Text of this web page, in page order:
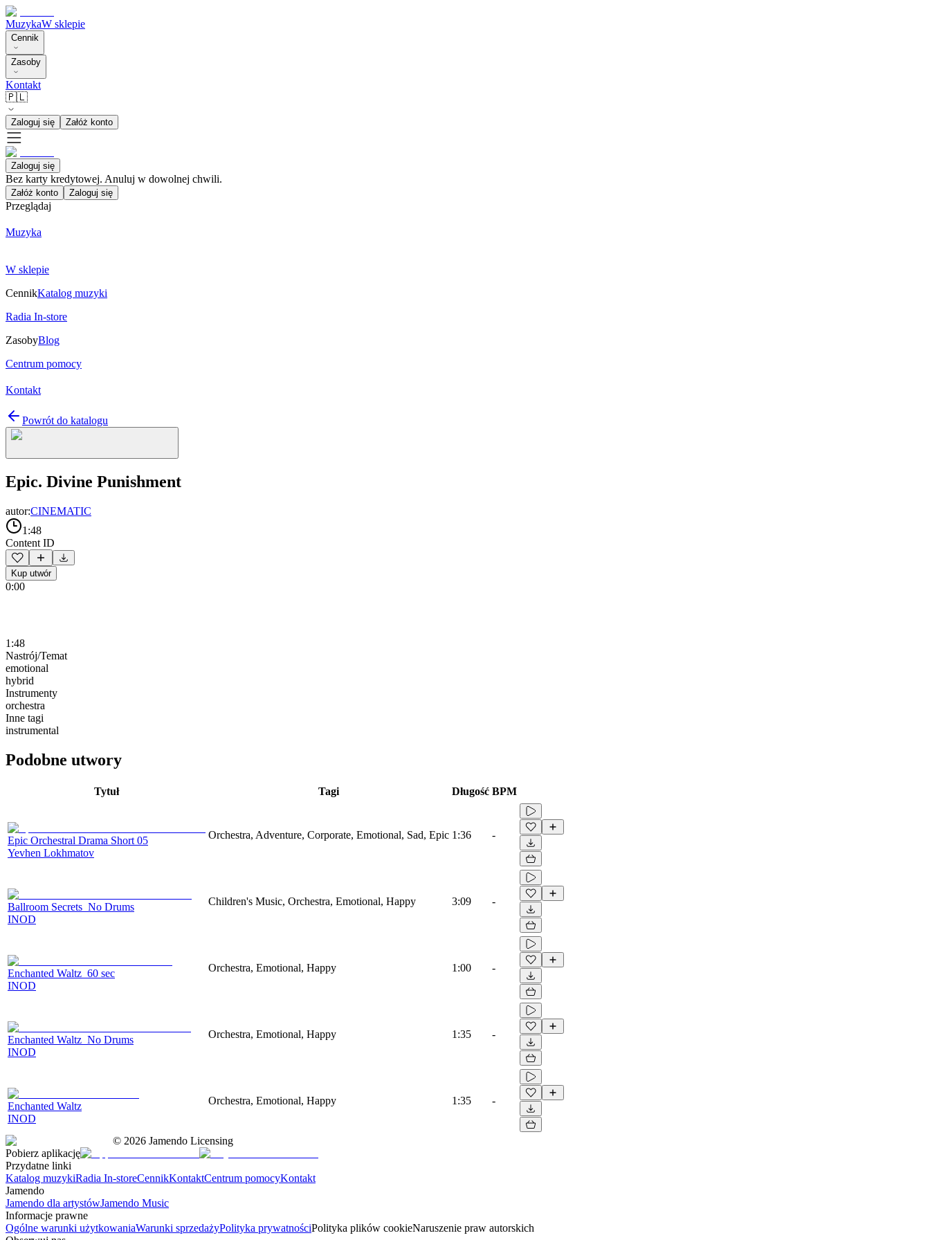
MuzykaW sklepie
Cennik
Zasoby
Kontakt
🇵🇱
Zaloguj się Załóż konto
Zaloguj się
Bez karty kredytowej. Anuluj w dowolnej chwili.
Załóż konto Zaloguj się
Przeglądaj
Muzyka
W sklepie
CennikKatalog muzyki
Radia In-store
ZasobyBlog
Centrum pomocy
Kontakt
Powrót do katalogu
Epic. Divine Punishment
autor:CINEMATIC
1:48
Content ID
Kup utwór
0:00
1:48
Nastrój/Temat
emotional
hybrid
Instrumenty
orchestra
Inne tagi
instrumental
Podobne utwory
Tytuł Tagi Długość BPM
Epic Orchestral Drama Short 05
Yevhen Lokhmatov
Orchestra, Adventure, Corporate, Emotional, Sad, Epic 1:36 -
Ballroom Secrets_No Drums
INOD
Children's Music, Orchestra, Emotional, Happy 3:09 -
Enchanted Waltz_60 sec
INOD
Orchestra, Emotional, Happy 1:00 -
Enchanted Waltz_No Drums
INOD
Orchestra, Emotional, Happy 1:35 -
Enchanted Waltz
INOD
Orchestra, Emotional, Happy 1:35 -
© 2026 Jamendo Licensing
Pobierz aplikację
Przydatne linki
Katalog muzykiRadia In-storeCennikKontaktCentrum pomocyKontakt
Jamendo
Jamendo dla artystówJamendo Music
Informacje prawne
Ogólne warunki użytkowaniaWarunki sprzedażyPolityka prywatnościPolityka plików cookieNaruszenie praw autorskich